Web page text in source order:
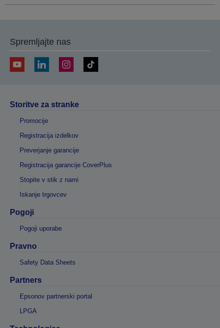
Spremljajte nas
Storitve za stranke
Promocije
Registracija izdelkov
Preverjanje garancije
Registracija garancije CoverPlus
Stopite v stik z nami
Iskanje trgovcev
Pogoji
Pogoji uporabe
Pravno
Safety Data Sheets
Partners
Epsonov partnerski portal
LPGA